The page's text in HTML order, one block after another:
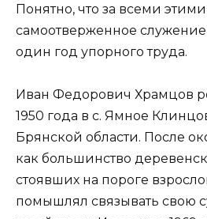
Понятно, что за всеми
самоотверженное
один год упорного труда.
Иван Федорович Храмцов
1950 года в с. Ямное
Брянской области. После
как большинство
стоявших на пороге
помышлял связывать свою